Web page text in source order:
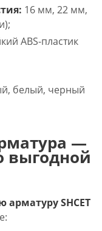
16 мм, 22 мм,
ABS-пластик
белый, черный
—
выгодной
арматуру SHCET